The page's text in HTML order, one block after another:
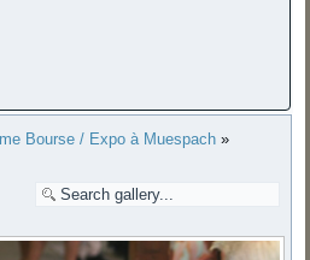
Bourse / Expo à Muespach »